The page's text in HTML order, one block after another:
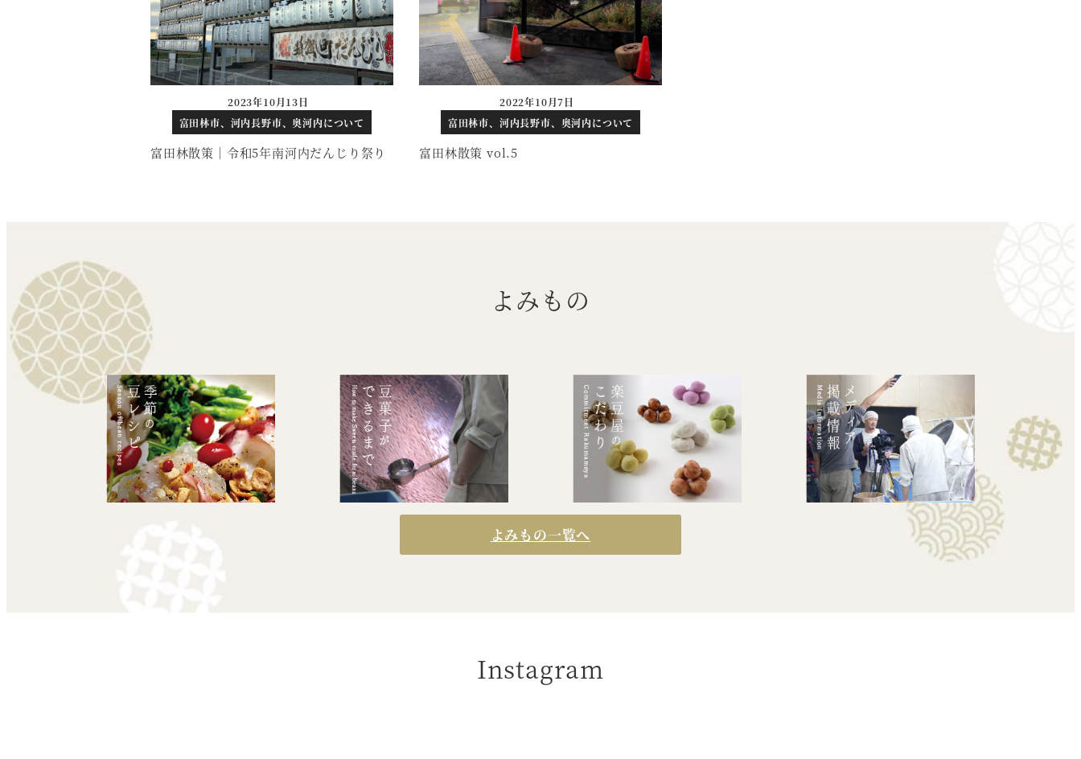
富田林散策｜令和5年南河内だんじり祭り
投稿日
2023年10月13日
富田林市、河内長野市、奥河内について
富田林散策 vol.5
投稿日
2022年10月7日
富田林市、河内長野市、奥河内について
よみもの
よみもの一覧へ
Instagram